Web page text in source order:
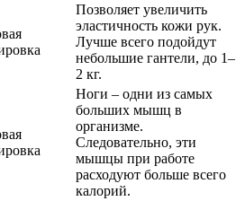
Позволяет увеличить
эластичность кожи рук.
Лучше всего подойдут
небольшие гантели, до 1–
2 кг.
Ноги – одни из самых
больших мышц в
организме.
Следовательно, эти
мышцы при работе
расходуют больше всего
калорий.